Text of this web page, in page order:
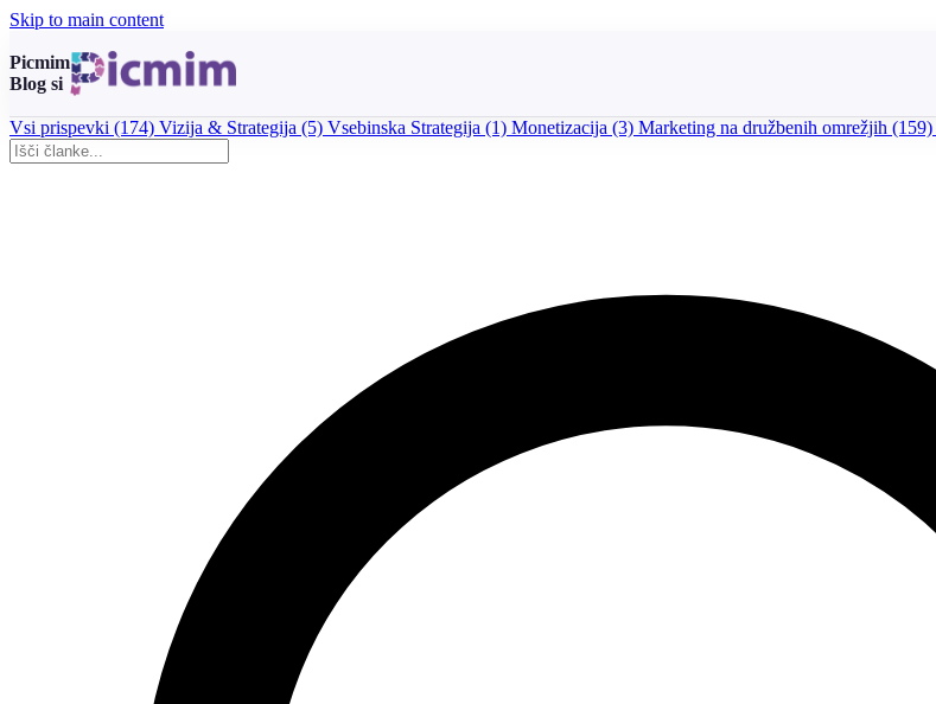
Skip to main content
Picmim
Blog si
Vsi prispevki (174) Vizija & Strategija (5) Vsebinska Strategija (1) Monetizacija (3) Marketing na družbenih omrežjih (159)